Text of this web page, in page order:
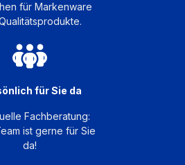
für Markenware
für Sie da
Fachberatung:
ist gerne für Sie
da!